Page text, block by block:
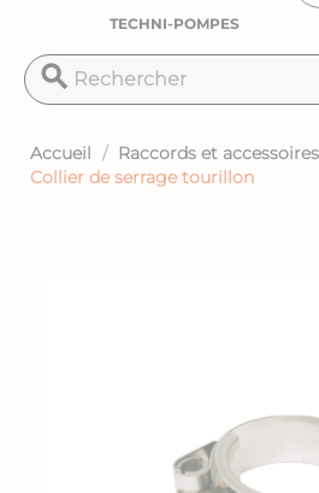
TECHNI-POMPES
search
Accueil Raccords et accessoires
Collier de serrage tourillon